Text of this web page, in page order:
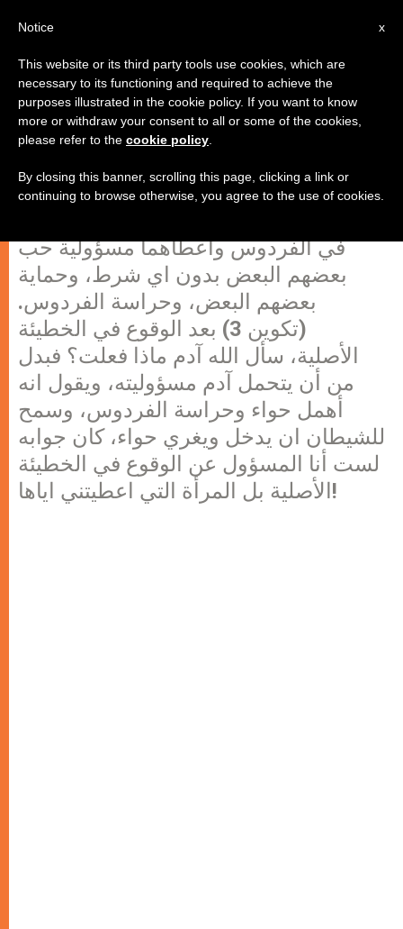
هل من مسؤولية في الدفاع عن
الحياة؟
في الفردوس واعطاهما مسؤولية حب
بعضهم البعض بدون اي شرط، وحماية
بعضهم البعض، وحراسة الفردوس.
(تكوين 3) بعد الوقوع في الخطيئة
الأصلية، سأل الله آدم ماذا فعلت؟ فبدل
من أن يتحمل آدم مسؤوليته، ويقول انه
أهمل حواء وحراسة الفردوس، وسمح
للشيطان ان يدخل ويغري حواء، كان جوابه
لست أنا المسؤول عن الوقوع في الخطيئة
الأصلية بل المرأة التي اعطيتني اياها!
x
Notice
This website or its third party tools use cookies, which are
necessary to its functioning and required to achieve the
purposes illustrated in the cookie policy. If you want to know
more or withdraw your consent to all or some of the cookies,
please refer to the cookie policy
By closing this banner, scrolling this page, clicking a link or
continuing to browse otherwise, you agree to the use of cookies.